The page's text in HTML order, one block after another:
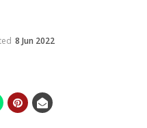
8 Jun 2022